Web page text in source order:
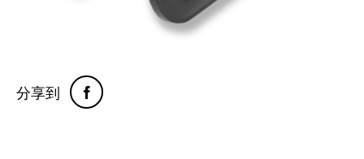
分享到